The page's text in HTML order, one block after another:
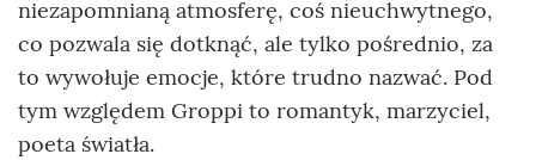
niezapomnianą atmosferę, coś nieuchwytnego,
co pozwala się dotknąć, ale tylko pośrednio, za
to wywołuje emocje, które trudno nazwać. Pod
tym względem Groppi to romantyk, marzyciel,
poeta światła.